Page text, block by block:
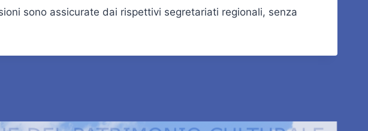
sono assicurate dai rispettivi segretariati regionali, senza